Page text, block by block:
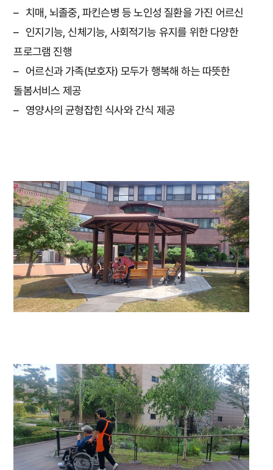
– 치매, 뇌졸중, 파킨슨병 등 노인성 질환을 가진 어르신
– 인지기능, 신체기능, 사회적기능 유지를 위한 다양한
프로그램 진행
– 어르신과 가족(보호자) 모두가 행복해 하는 따뜻한
돌봄서비스 제공
– 영양사의 균형잡힌 식사와 간식 제공